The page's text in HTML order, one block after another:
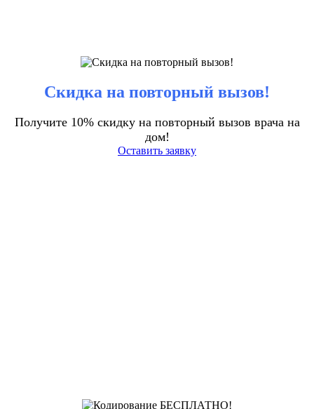
Скидка на повторный вызов!
Получите 10% скидку на повторный вызов врача на
дом!
Оставить заявку